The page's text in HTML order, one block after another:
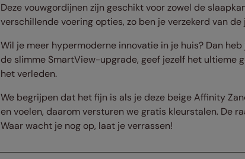
Deze vouwgordijnen zijn geschikt voor zowel de
verschillende voering opties, zo ben je verzekerd van
Wil je meer hypermoderne innovatie in je huis? Dan
de slimme SmartView-upgrade, geef jezelf het ultieme
het verleden.
We begrijpen dat het fijn is als je deze beige Affinity
en voelen, daarom versturen we gratis kleurstalen. De
Waar wacht je nog op, laat je verrassen!